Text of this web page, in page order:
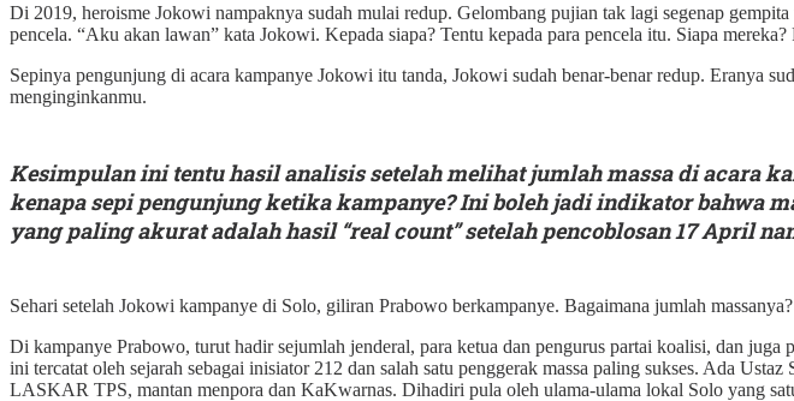
Di 2019, heroisme Jokowi nampaknya sudah mulai redup. Gelombang pujian tak lagi segenap
pencela. “Aku akan lawan” kata Jokowi. Kepada siapa? Tentu kepada para pencela itu. Siapa
Sepinya pengunjung di acara kampanye Jokowi itu tanda, Jokowi sudah benar-benar redup. Eranya
menginginkanmu.
Kesimpulan ini tentu hasil analisis setelah melihat jumlah massa di acara
kenapa sepi pengunjung ketika kampanye? Ini boleh jadi indikator bahwa
yang paling akurat adalah hasil “real count” setelah pencoblosan 17 April
Sehari setelah Jokowi kampanye di Solo, giliran Prabowo berkampanye. Bagaimana jumlah
Di kampanye Prabowo, turut hadir sejumlah jenderal, para ketua dan pengurus partai koalisi, dan
ini tercatat oleh sejarah sebagai inisiator 212 dan salah satu penggerak massa paling sukses. Ada
LASKAR TPS, mantan menpora dan KaKwarnas. Dihadiri pula oleh ulama-ulama lokal Solo yang